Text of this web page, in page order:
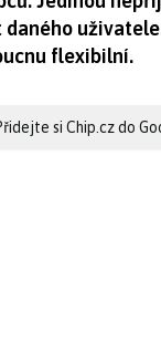
flexibilní.
si Chip.cz do